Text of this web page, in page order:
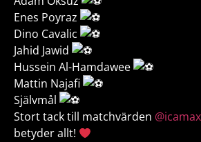
Enes Poyraz
Dino Cavalic
Jahid Jawid
Hussein Al-Hamdawee
Mattin Najafi
Självmål
Stort tack till matchvärden
betyder allt!